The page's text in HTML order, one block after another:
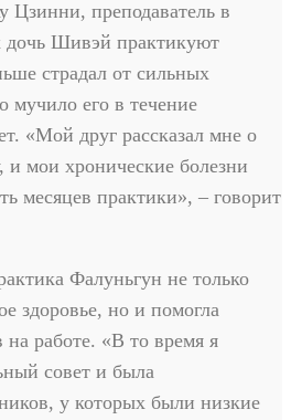
Цзинни, преподаватель в
дочь Шивэй практикуют
страдал от сильных
мучило его в течение
«Мой друг рассказал мне о
и мои хронические болезни
месяцев практики», – говорит
Фалуньгун не только
здоровье, но и помогла
на работе. «В то время я
совет и была
у которых были низкие